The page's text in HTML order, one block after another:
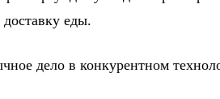
еды.
дело в конкурентном